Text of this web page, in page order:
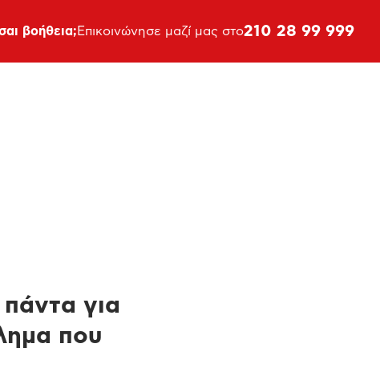
βοήθεια; Επικοινώνησε μαζί μας στο210 28 99 999
για
που